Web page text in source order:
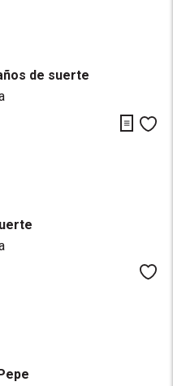
de suerte